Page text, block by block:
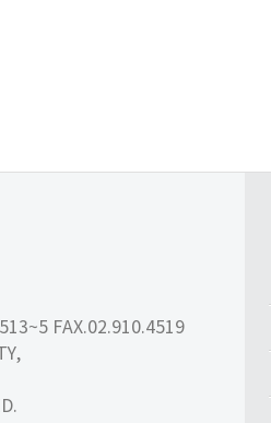
FAX.02.910.4519